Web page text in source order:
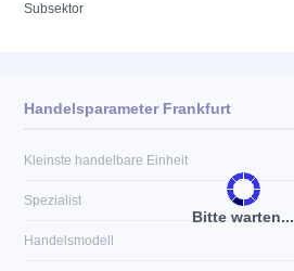
Subsektor
Bitte warten...
Handelsparameter Frankfurt
Kleinste handelbare Einheit
Spezialist
Handelsmodell